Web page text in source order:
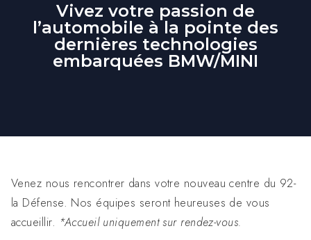
Vivez votre passion de
l’automobile à la pointe des
dernières technologies
embarquées BMW/MINI
Venez nous rencontrer dans votre nouveau centre du 92-
la Défense. Nos équipes seront heureuses de vous
accueillir. *Accueil uniquement sur rendez-vous.